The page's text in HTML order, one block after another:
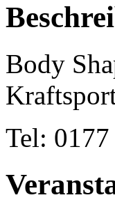
Body
Tel: